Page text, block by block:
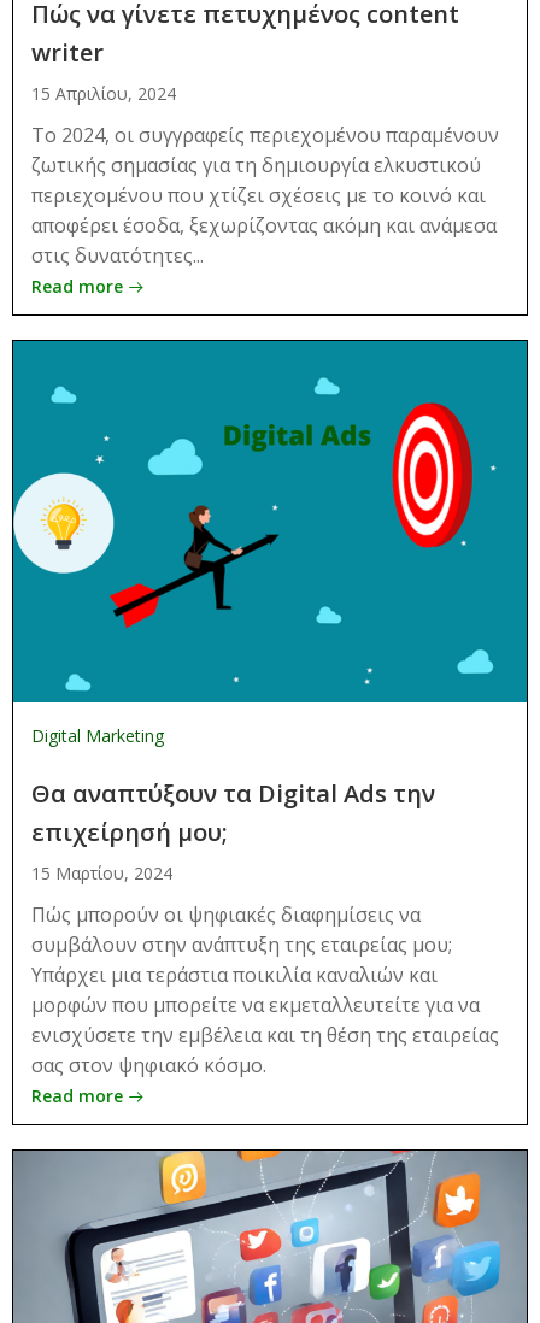
Πώς να γίνετε πετυχημένος content
writer
15 Απριλίου, 2024
Το 2024, οι συγγραφείς περιεχομένου παραμένουν
ζωτικής σημασίας για τη δημιουργία ελκυστικού
περιεχομένου που χτίζει σχέσεις με το κοινό και
αποφέρει έσοδα, ξεχωρίζοντας ακόμη και ανάμεσα
στις δυνατότητες...
Read more
Digital Marketing
Θα αναπτύξουν τα Digital Ads την
επιχείρησή μου;
15 Μαρτίου, 2024
Πώς μπορούν οι ψηφιακές διαφημίσεις να
συμβάλουν στην ανάπτυξη της εταιρείας μου;
Υπάρχει μια τεράστια ποικιλία καναλιών και
μορφών που μπορείτε να εκμεταλλευτείτε για να
ενισχύσετε την εμβέλεια και τη θέση της εταιρείας
σας στον ψηφιακό κόσμο.
Read more